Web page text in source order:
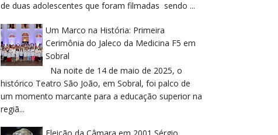
de duas adolescentes que foram filmadas sendo ...
Um Marco na História: Primeira
Cerimônia do Jaleco da Medicina F5 em
Sobral
Na noite de 14 de maio de 2025, o
histórico Teatro São João, em Sobral, foi palco de
um momento marcante para a educação superior na
regiã...